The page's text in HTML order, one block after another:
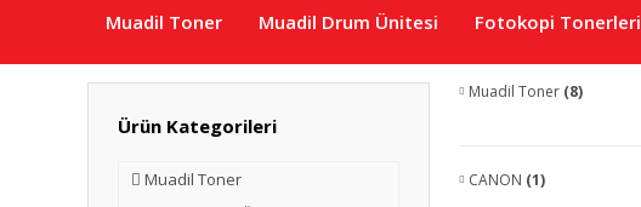
Muadil Toner Muadil Drum Ünitesi Fotokopi Tonerleri
Ürün Kategorileri
Muadil Toner
Muadil Toner (8)
CANON (1)